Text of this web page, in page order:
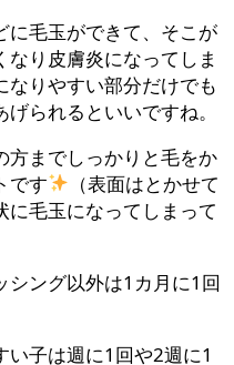
に毛玉ができて、そこが
り皮膚炎になってしま
なりやすい部分だけでも
られるといいですね。
方までしっかりと毛をか
です
（表面はとかせて
に毛玉になってしまって
シング以外は1カ月に1回
子は週に1回や2週に1